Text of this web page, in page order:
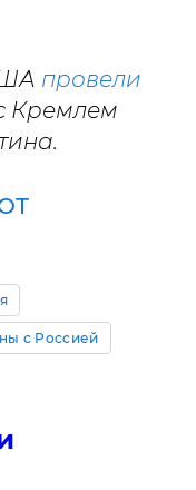
провели
Кремлем
с Россией